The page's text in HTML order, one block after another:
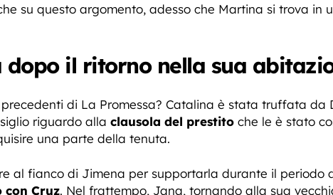
su questo argomento, adesso che Martina si trova in
il ritorno nella sua
di La Promessa? Catalina è stata truffata da
riguardo alla clausola del prestito che le è stato
una parte della tenuta.
al fianco di Jimena per supportarla durante il periodo
con Cruz. Nel frattempo, Jana, tornando alla sua